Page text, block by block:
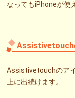
なってもiPhoneが使
Assistivetouch
Assistivetouchのア
上に出続けます。